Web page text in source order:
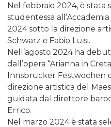
Nel febbraio 2024, è stata
studentessa
2024 sotto la direzione
Schwarz e Fabio Luisi.
Nell’agosto 2024 ha
dall’opera “Arianna in
Innsbrucker Festwochen
direzione artistica del
guidata dal direttore
Errico.
Nel marzo 2024 è stata